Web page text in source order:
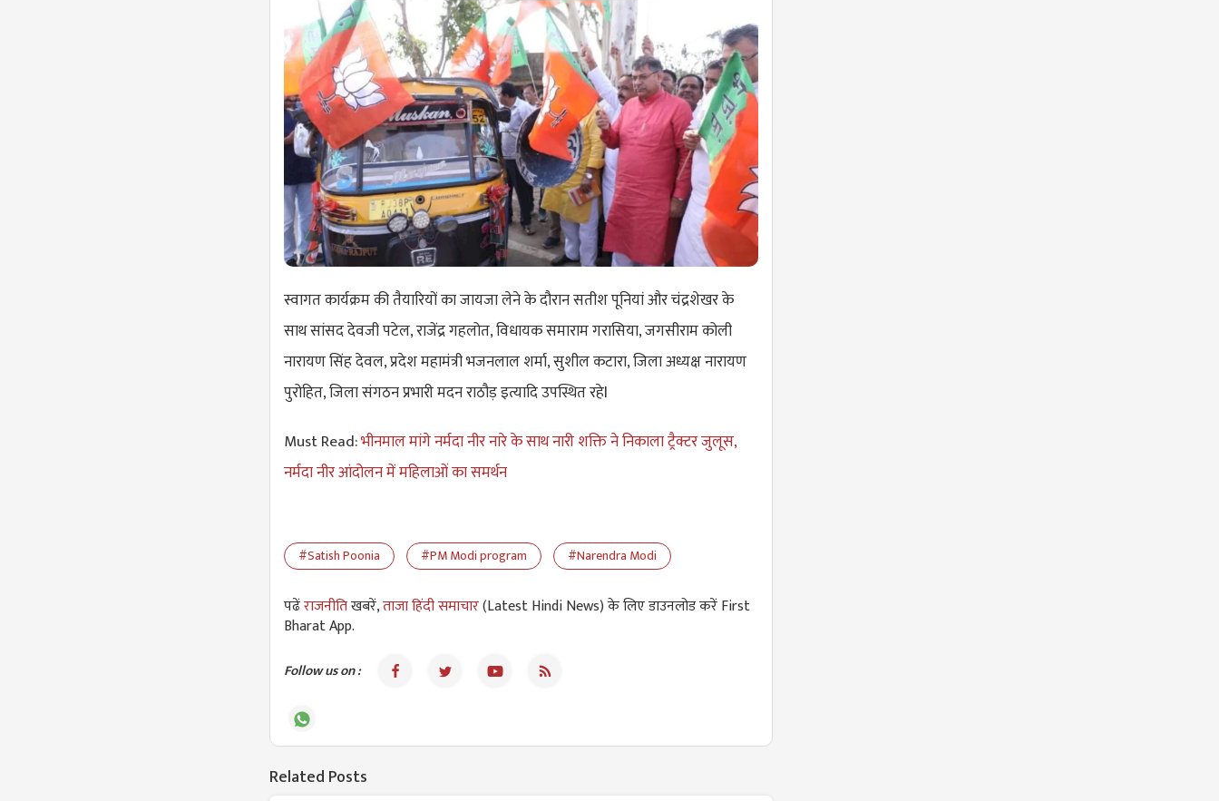
स्वागत कार्यक्रम की तैयारियों का जायजा लेने के दौरान सतीश पूनियां और चंद्रशेखर के
साथ सांसद देवजी पटेल, राजेंद्र गहलोत, विधायक समाराम गरासिया, जगसीराम कोली
नारायण सिंह देवल, प्रदेश महामंत्री भजनलाल शर्मा, सुशील कटारा, जिला अध्यक्ष नारायण
पुरोहित, जिला संगठन प्रभारी मदन राठौड़ इत्यादि उपस्थित रहेl
Must Read:भीनमाल मांगे नर्मदा नीर नारे के साथ नारी शक्ति ने निकाला ट्रैक्टर जुलूस,
नर्मदा नीर आंदोलन में महिलाओं का समर्थन
#Satish Poonia #PM Modi program #Narendra Modi
पढेंराजनीतिखबरें,ताजा हिंदी समाचार(Latest Hindi News) के लिए डाउनलोड करें First
Bharat App.
Follow us on :
Related Posts